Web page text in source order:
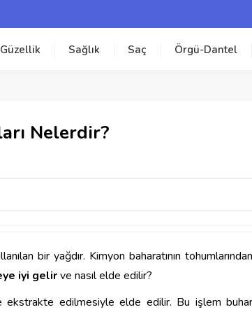
Güzellik Sağlık Saç Örgü-Dantel
Nelerdir?
bir yağdır. Kimyon baharatının tohumlarından
iyi gelirve nasıl elde edilir?
ekstrakte edilmesiyle elde edilir. Bu işlem buhar